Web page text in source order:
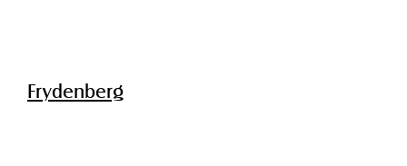
Frydenberg